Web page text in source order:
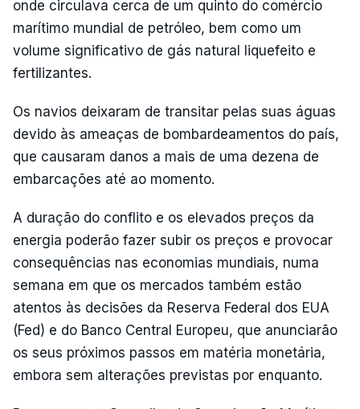
onde circulava cerca de um quinto do comércio
marítimo mundial de petróleo, bem como um
volume significativo de gás natural liquefeito e
fertilizantes.
Os navios deixaram de transitar pelas suas águas
devido às ameaças de bombardeamentos do país,
que causaram danos a mais de uma dezena de
embarcações até ao momento.
A duração do conflito e os elevados preços da
energia poderão fazer subir os preços e provocar
consequências nas economias mundiais, numa
semana em que os mercados também estão
atentos às decisões da Reserva Federal dos EUA
(Fed) e do Banco Central Europeu, que anunciarão
os seus próximos passos em matéria monetária,
embora sem alterações previstas por enquanto.